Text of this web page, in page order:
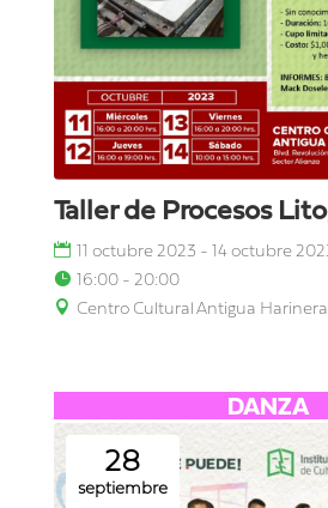
Taller de Procesos
11 octubre 2023 - 14 octubre
16:00 - 20:00
Centro Cultural Antigua Harinera
DANZA
28
septiembre